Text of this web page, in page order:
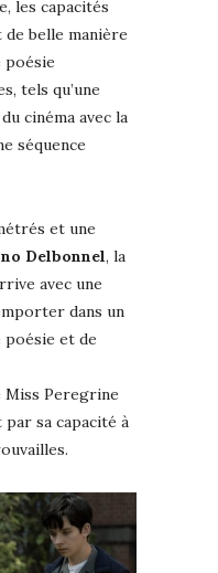
les capacités
de belle manière
poésie
tels qu’une
cinéma avec la
séquence
et une
Delbonnel, la
avec une
dans un
poésie et de
Miss Peregrine
sa capacité à